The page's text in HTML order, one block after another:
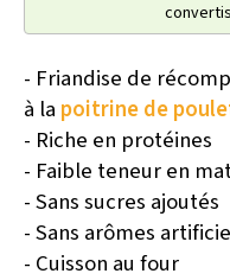
- Friandise de
à la poitrine de
- Riche en protéines
- Faible teneur en
- Sans sucres ajoutés
- Sans arômes
- Cuisson au four